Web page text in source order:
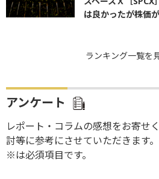
は良かったが株価
ランキング一覧を
アンケート
レポート・コラムの感想をお寄せ
討等に参考にさせていただきます。
※は必須項目です。